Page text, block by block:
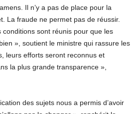
Il n’y a pas de place pour la
La fraude ne permet pas de réussir.
sont réunis pour que les
», soutient le ministre qui rassure les
leurs efforts seront reconnus et
la plus grande transparence »,
des sujets nous a permis d’avoir